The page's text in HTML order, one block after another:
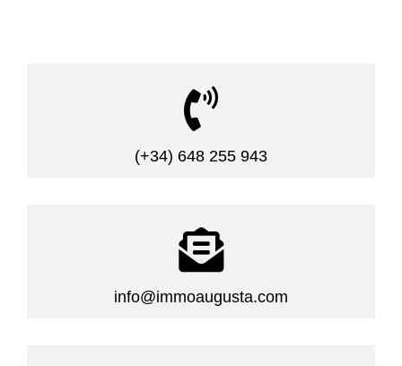

(+34) 648 255 943

info@immoaugusta.com